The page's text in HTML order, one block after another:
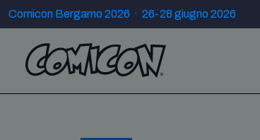
Comicon Bergamo 2026 · 26-28 giugno 2026